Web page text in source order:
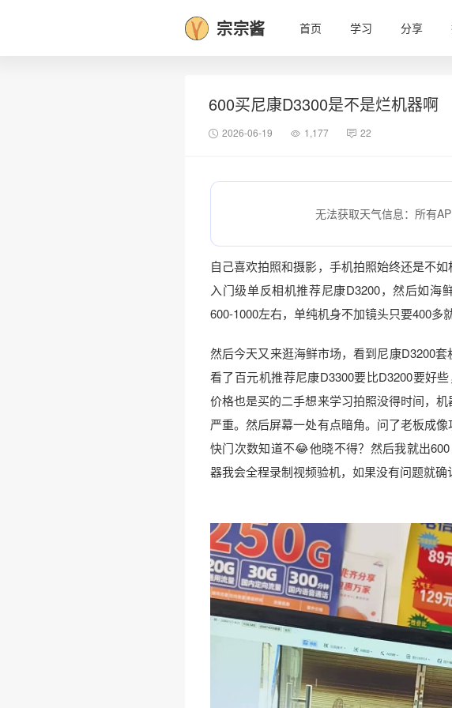
宗宗酱 首页 学习 分享
600买尼康D3300是不是烂机器啊
2026-06-19 1,177 22
无法获取天气信息：所有
自己喜欢拍照和摄影，手机拍照始终还是不
入门级单反相机推荐尼康D3200，然后如海
600-1000左右，单纯机身不加镜头只要400多
然后今天又来逛海鲜市场，看到尼康D3200
看了百元机推荐尼康D3300要比D3200要好
价格也是买的二手想来学习拍照没得时间，
严重。然后屏幕一处有点暗角。问了老板成
快门次数知道不😂他晓不得？然后我就出
器我会全程录制视频验机，如果没有问题就确